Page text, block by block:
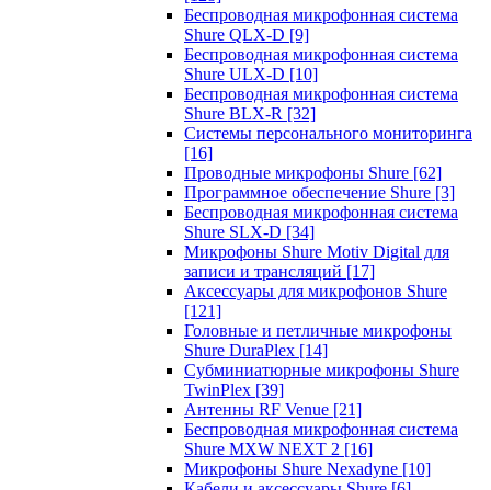
Беспроводная микрофонная система
Shure QLX-D [9]
Беспроводная микрофонная система
Shure ULX-D [10]
Беспроводная микрофонная система
Shure BLX-R [32]
Системы персонального мониторинга
[16]
Проводные микрофоны Shure [62]
Программное обеспечение Shure [3]
Беспроводная микрофонная система
Shure SLX-D [34]
Микрофоны Shure Motiv Digital для
записи и трансляций [17]
Аксессуары для микрофонов Shure
[121]
Головные и петличные микрофоны
Shure DuraPlex [14]
Субминиатюрные микрофоны Shure
TwinPlex [39]
Антенны RF Venue [21]
Беспроводная микрофонная система
Shure MXW NEXT 2 [16]
Микрофоны Shure Nexadyne [10]